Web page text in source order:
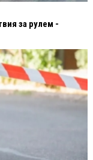
за рулем -